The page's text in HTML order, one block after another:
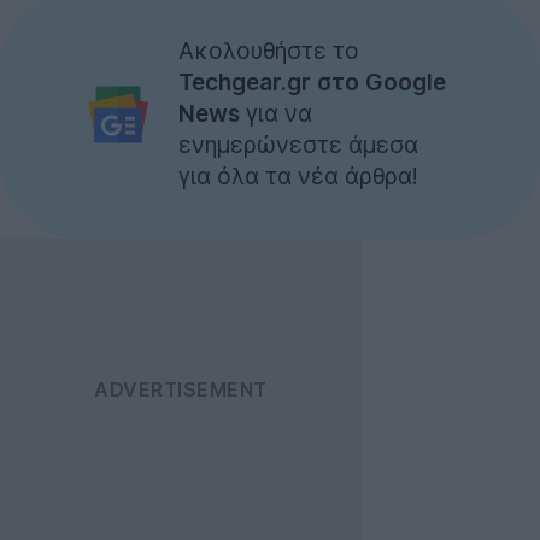
Ακολουθήστε το
Techgear.gr στο Google
News για να
ενημερώνεστε άμεσα
για όλα τα νέα άρθρα!